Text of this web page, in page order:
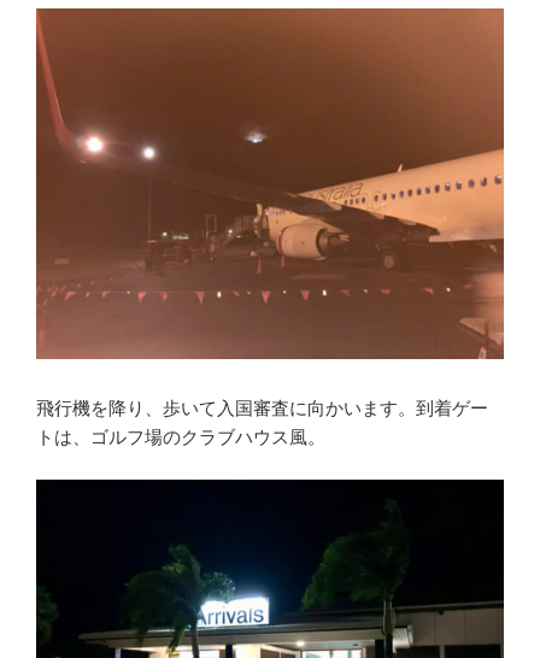
飛行機を降り、歩いて入国審査に向かいます。到着ゲー
トは、ゴルフ場のクラブハウス風。